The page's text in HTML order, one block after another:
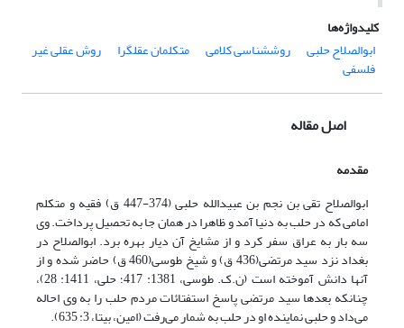
کلیدواژه‌ها
ابوالصلاح حلبی
روش‏شناسی کلامی متکلمان عقل‏گرا روش عقلی غیر
فلسفی
اصل مقاله
مقدمه
ابو‌الصلاح تقی بن نجم ‌بن عبیدالله حلبی (374-447 ق) فقیه و متکلم
امامی که در حلب به دنیا آمد و ظاهرا در همان جا به تحصیل پرداخت. وی
سه بار به عراق سفر کرد و از مشایخ آن دیار بهره برد. ابوالصلاح در
بغداد نزد سید مرتضی(436 ق) و شیخ طوسی(460 ق) حاضر شده و از
آنها دانش آموخته است (ن.ک. طوسی، 1381: 417؛ حلی، 1411: 28)،
چنانکه بعدها سید مرتضی پاسخ استفتائات مردم حلب را به وی احاله
می‌داد و حلبی نماینده او در حلب به شمار می‌رفت (امین، بی‏تا، 3: 635).